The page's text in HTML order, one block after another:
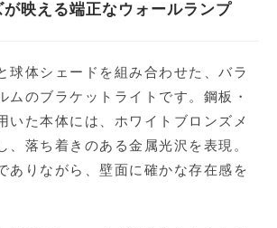
映える端正なウォールランプ
球体シェードを組み合わせた、バラ
ムのブラケットライトです。鋼板・
いた本体には、ホワイトブロンズメ
、落ち着きのある金属光沢を表現。
ありながら、壁面に確かな存在感を